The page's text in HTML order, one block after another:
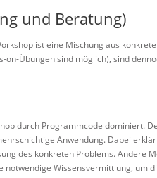
und Beratung)
ist eine Mischung aus
Übungen sind möglich), sind
durch Programmcode dominiert.
Anwendung. Dabei
des konkreten Problems. Andere
Wissensvermittlung, um